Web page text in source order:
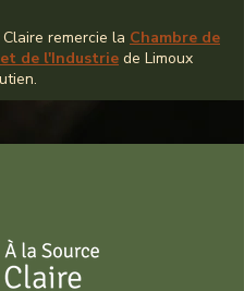
remercie la Chambre de
de l'Industrie de Limoux